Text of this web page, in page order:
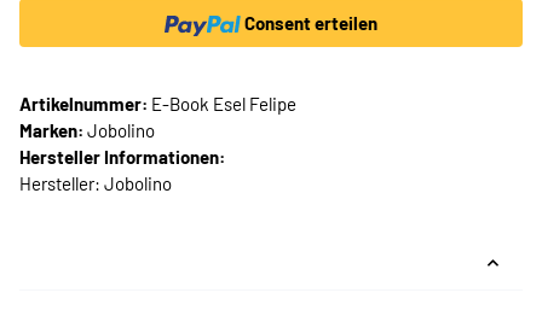
Consent erteilen
Artikelnummer: E-Book Esel Felipe
Marken: Jobolino
Hersteller Informationen:
Hersteller: Jobolino